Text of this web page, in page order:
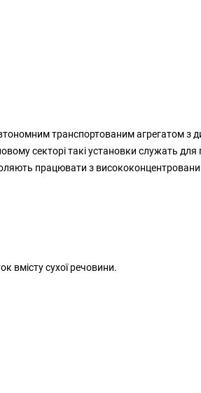
транспортованим агрегатом з
секторі такі установки служать
працювати з
вмісту сухої речовини.